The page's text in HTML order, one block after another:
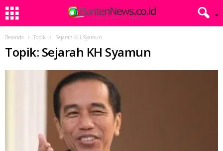
Beranda Topik Sejarah KH Syamun
Topik: Sejarah KH Syamun